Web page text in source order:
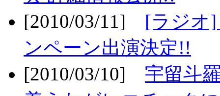
[2010/03/11] [ラジオ
ンペーン出演決定!!
[2010/03/10] 宇留斗